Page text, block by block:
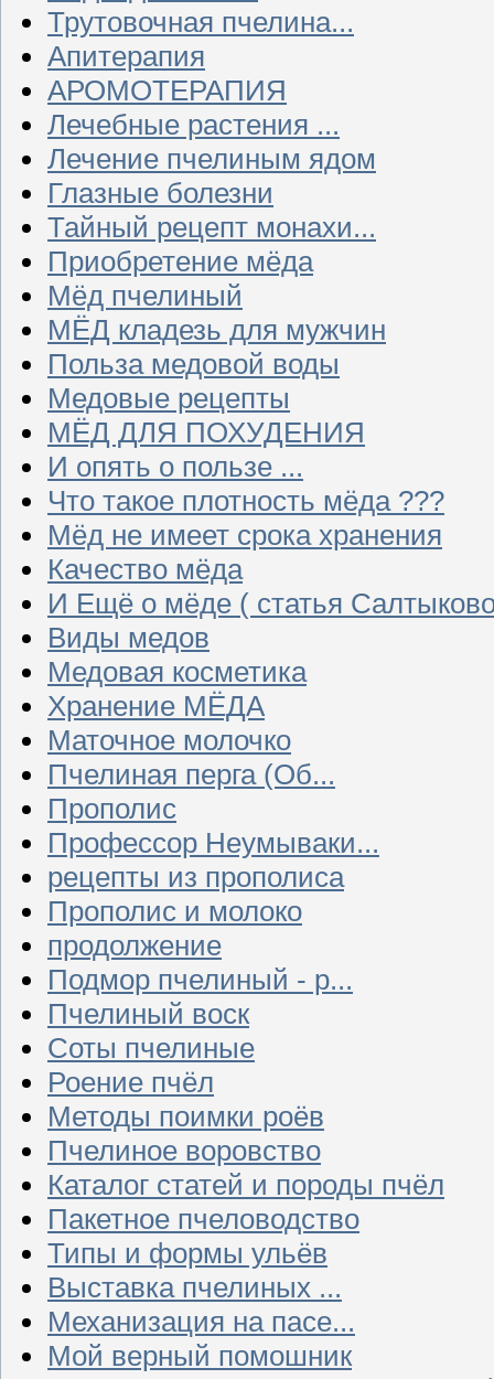
Трутовочная пчелина...
Апитерапия
АРОМОТЕРАПИЯ
Лечебные растения ...
Лечение пчелиным ядом
Глазные болезни
Тайный рецепт монахи...
Приобретение мёда
Мёд пчелиный
МЁД кладезь для мужчин
Польза медовой воды
Медовые рецепты
МЁД ДЛЯ ПОХУДЕНИЯ
И опять о пользе ...
Что такое плотность мёда ???
Мёд не имеет срока хранения
Качество мёда
И Ещё о мёде ( статья
Виды медов
Медовая косметика
Хранение МЁДА
Маточное молочко
Пчелиная перга (Об...
Прополис
Профессор Неумываки...
рецепты из прополиса
Прополис и молоко
продолжение
Подмор пчелиный - р...
Пчелиный воск
Соты пчелиные
Роение пчёл
Методы поимки роёв
Пчелиное воровство
Каталог статей и породы пчёл
Пакетное пчеловодство
Типы и формы ульёв
Выставка пчелиных ...
Механизация на пасе...
Мой верный помошник